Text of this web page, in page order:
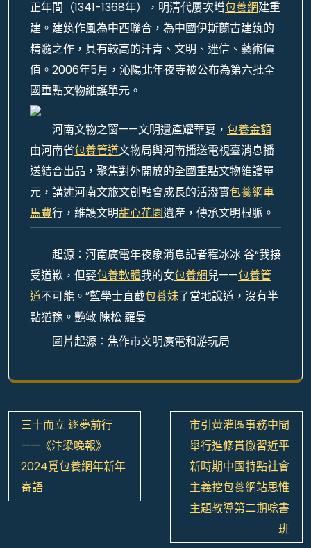
正年間（1341­-1368年），明清代屢次增包養網建重
建。建筑作風為中西聯合，為中國伊斯蘭古建筑的
精髓之作，具有較高的汗青、文明、迷信、藝術價
值。2006年5月，沁陽北年夜寺被公布為第六批全
國重點文物維護單元。
河南文物之窗——文明遺產耀華夏， 包養金額
由河南省包養管道文物局與河南播送電視臺消息播
送結合出品，聚焦對外開放的全國重點文物維護單
元，講述河南文旅文創融會成長的活潑實包養網車
馬費行，維護文明甜心花園遺產，傳承文明根脈。
起源：河南廣電年夜象消息記者程冰冰 谷“我接
受道歉，但娶包養軟體我的女包養網兒——包養管
道不可能。”藍學士直截包養妹了當地說道，沒有半
點猶豫。艷敏 陳松 羅曼
圖片起源：焦作市文明廣電和游玩局
文
章
導
覽
三十而立 逐夢前行 ​
——《汴梁晚報》
2024覓包養網年新年
寄語
​市引黃灌區事務中間
舉行進修貫徹習近平
新時期中國特點社會
主義挖包養網站思惟
主題教導第二期唸書
班